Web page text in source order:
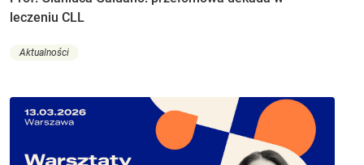
leczeniu CLL
Aktualności